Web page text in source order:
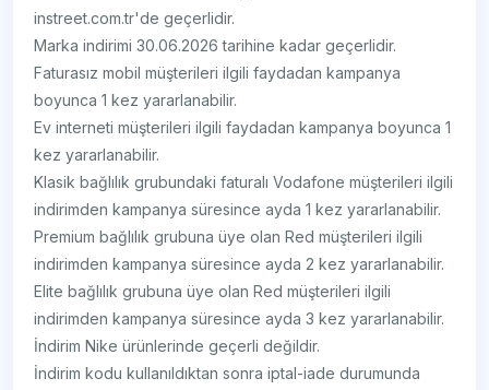
instreet.com.tr'de geçerlidir.
Marka indirimi 30.06.2026 tarihine kadar geçerlidir.
Faturasız mobil müşterileri ilgili faydadan kampanya
boyunca 1 kez yararlanabilir.
Ev interneti müşterileri ilgili faydadan kampanya boyunca 1
kez yararlanabilir.
Klasik bağlılık grubundaki faturalı Vodafone müşterileri ilgili
indirimden kampanya süresince ayda 1 kez yararlanabilir.
Premium bağlılık grubuna üye olan Red müşterileri ilgili
indirimden kampanya süresince ayda 2 kez yararlanabilir.
Elite bağlılık grubuna üye olan Red müşterileri ilgili
indirimden kampanya süresince ayda 3 kez yararlanabilir.
İndirim Nike ürünlerinde geçerli değildir.
İndirim kodu kullanıldıktan sonra iptal-iade durumunda